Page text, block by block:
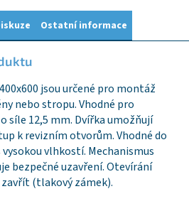
Ostatní informace
jsou určené pro montáž
nebo stropu. Vhodné pro
síle 12,5 mm. Dvířka umožňují
k revizním otvorům. Vhodné do
vlhkostí. Mechanismus
bezpečné uzavření. Otevírání
(tlakový zámek).